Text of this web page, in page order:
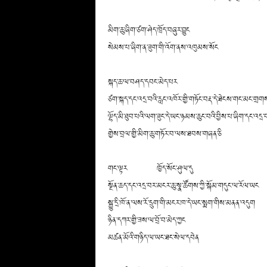
མིག་ཆུ་ཞིག་ཙག་ཤེད་ཁྲོད་བཞུར་བྱུང
སེམས་པ་ཞིག་ན་ཟུག་གི་འོག་ནས་འཁུམས་སོང
སྐད་ཆ་ལ་བཤད་དབང་མེད་པར
གྱེས་བྲལ་གྱི་མིག་ཆུ་གཏོར་བ་ལས་ཐབས་གཞན་ཅི
གང་ལྟར ཁྱོད་སོང་ཤུལ་དུ
སྔོན་ཆད་དང་འདྲ་བར་མངར་ཆུ་སྣ་ཚོགས་ཀྱི་སྐོམ་གདུང་ལ་རོལ་ཡང
སྐྱུ་དྲི་ཁོ་ན་ལས་རོ་དྲུག་གི་མངར་ཁ་དེ་ཡང་སྨག་གིས་མནན་འདུག
ཉིན་དཀར་གྱི་ཟས་ལ་བྲོ་བ་མེད་ཀྱང
མཚན་མོའི་གཉིད་ལ་ཡང་ཐང་སེལ་དབེན